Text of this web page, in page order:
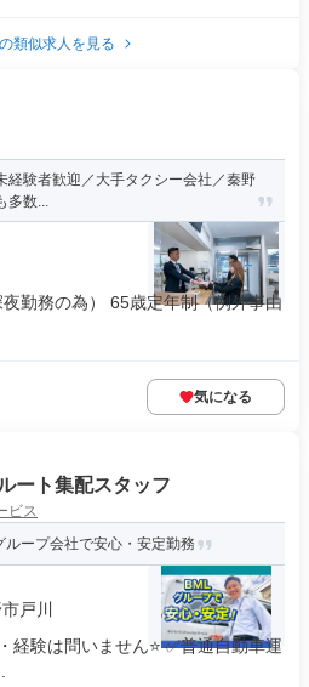
類似求人を見る
経験者歓迎／大手タクシー会社／秦野
多数...
勤務の為） 65歳定年制（例外事由
気になる
ート集配スタッフ
ビス
ープ会社で安心・安定勤務
戸川
経験は問いません⭐ ✅普通自動車運